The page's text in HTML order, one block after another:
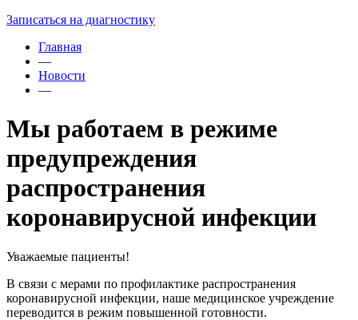
Записаться на диагностику
Главная
—
Новости
—
Мы работаем в режиме
предупреждения
распространения
коронавирусной инфекции
Уважаемые пациенты!
В связи с мерами по профилактике распространения
коронавирусной инфекции, наше медицинское учреждение
переводится в режим повышенной готовности.